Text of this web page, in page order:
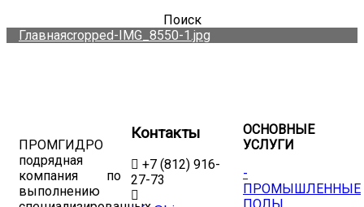
Поиск
Главнаяcropped-IMG_8550-1.jpg
ПРОМГИДРО
подрядная
компания по
выполнению
Контакты
+7 (812) 916-
27-73
ОСНОВНЫЕ
УСЛУГИ
-
ПРОМЫШЛЕННЫЕ